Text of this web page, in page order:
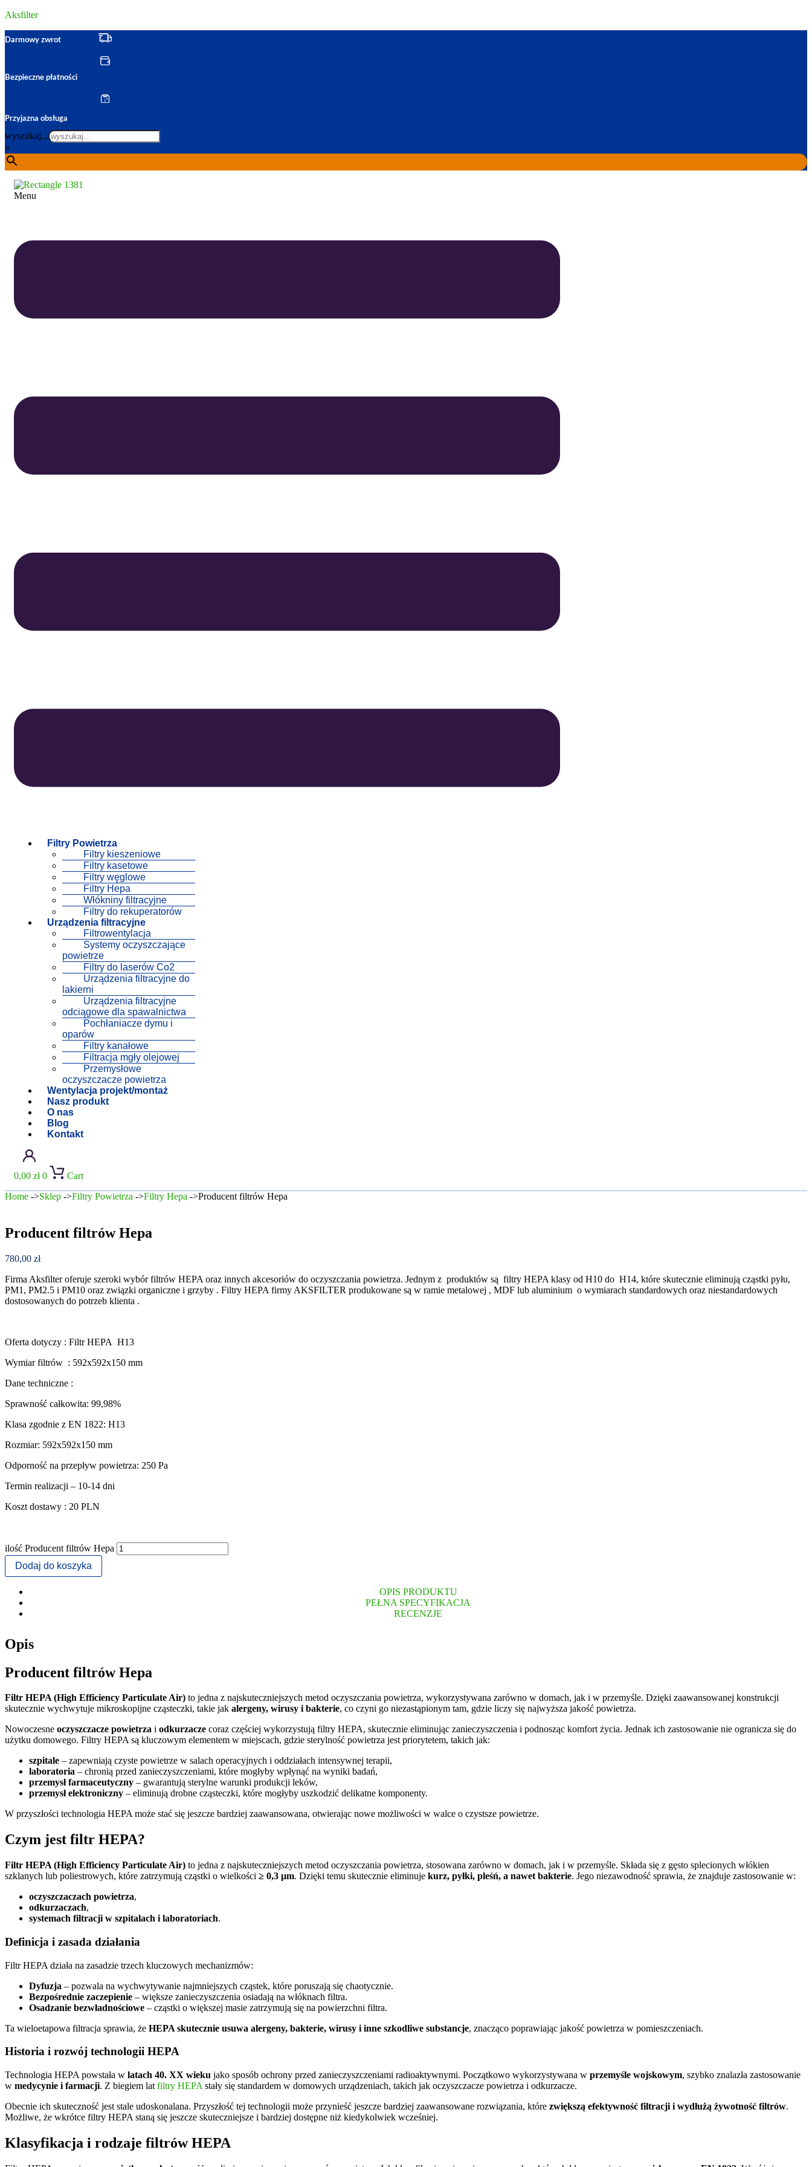
Aksfilter
Darmowy zwrot
Bezpieczne płatności
Przyjazna obsługa
wyszukaj...
×
Menu
Filtry Powietrza
Filtry kieszeniowe
Filtry kasetowe
Filtry węglowe
Filtry Hepa
Włókniny filtracyjne
Filtry do rekuperatorów
Urządzenia filtracyjne
Filtrowentylacja
Systemy oczyszczające
powietrze
Filtry do laserów Co2
Urządzenia filtracyjne do
lakierni
Urządzenia filtracyjne
odciągowe dla spawalnictwa
Pochłaniacze dymu i
oparów
Filtry kanałowe
Filtracja mgły olejowej
Przemysłowe
oczyszczacze powietrza
Wentylacja projekt/montaż
Nasz produkt
O nas
Blog
Kontakt
0,00 zł 0
Cart
Home ->Sklep ->Filtry Powietrza ->Filtry Hepa ->Producent filtrów Hepa
Producent filtrów Hepa
780,00 zł
Firma Aksfilter oferuje szeroki wybór filtrów HEPA oraz innych akcesoriów do oczyszczania powietrza. Jednym z produktów są filtry HEPA klasy od H10 do H14, które skutecznie eliminują cząstki pyłu,
PM1, PM2.5 i PM10 oraz związki organiczne i grzyby . Filtry HEPA firmy AKSFILTER produkowane są w ramie metalowej , MDF lub aluminium o wymiarach standardowych oraz niestandardowych
dostosowanych do potrzeb klienta .
Oferta dotyczy : Filtr HEPA H13
Wymiar filtrów : 592x592x150 mm
Dane techniczne :
Sprawność całkowita: 99,98%
Klasa zgodnie z EN 1822: H13
Rozmiar: 592x592x150 mm
Odporność na przepływ powietrza: 250 Pa
Termin realizacji – 10-14 dni
Koszt dostawy : 20 PLN
ilość Producent filtrów Hepa
Dodaj do koszyka
OPIS PRODUKTU
PEŁNA SPECYFIKACJA
RECENZJE
Opis
Producent filtrów Hepa
Filtr HEPA (High Efficiency Particulate Air) to jedna z najskuteczniejszych metod oczyszczania powietrza, wykorzystywana zarówno w domach, jak i w przemyśle. Dzięki zaawansowanej konstrukcji
skutecznie wychwytuje mikroskopijne cząsteczki, takie jak alergeny, wirusy i bakterie, co czyni go niezastąpionym tam, gdzie liczy się najwyższa jakość powietrza.
Nowoczesne oczyszczacze powietrza i odkurzacze coraz częściej wykorzystują filtry HEPA, skutecznie eliminując zanieczyszczenia i podnosząc komfort życia. Jednak ich zastosowanie nie ogranicza się do
użytku domowego. Filtry HEPA są kluczowym elementem w miejscach, gdzie sterylność powietrza jest priorytetem, takich jak:
szpitale – zapewniają czyste powietrze w salach operacyjnych i oddziałach intensywnej terapii,
laboratoria – chronią przed zanieczyszczeniami, które mogłyby wpłynąć na wyniki badań,
przemysł farmaceutyczny – gwarantują sterylne warunki produkcji leków,
przemysł elektroniczny – eliminują drobne cząsteczki, które mogłyby uszkodzić delikatne komponenty.
W przyszłości technologia HEPA może stać się jeszcze bardziej zaawansowana, otwierając nowe możliwości w walce o czystsze powietrze.
Czym jest filtr HEPA?
Filtr HEPA (High Efficiency Particulate Air) to jedna z najskuteczniejszych metod oczyszczania powietrza, stosowana zarówno w domach, jak i w przemyśle. Składa się z gęsto splecionych włókien
szklanych lub poliestrowych, które zatrzymują cząstki o wielkości ≥ 0,3 µm. Dzięki temu skutecznie eliminuje kurz, pyłki, pleśń, a nawet bakterie. Jego niezawodność sprawia, że znajduje zastosowanie w:
oczyszczaczach powietrza,
odkurzaczach,
systemach filtracji w szpitalach i laboratoriach.
Definicja i zasada działania
Filtr HEPA działa na zasadzie trzech kluczowych mechanizmów:
Dyfuzja – pozwala na wychwytywanie najmniejszych cząstek, które poruszają się chaotycznie.
Bezpośrednie zaczepienie – większe zanieczyszczenia osiadają na włóknach filtra.
Osadzanie bezwładnościowe – cząstki o większej masie zatrzymują się na powierzchni filtra.
Ta wieloetapowa filtracja sprawia, że HEPA skutecznie usuwa alergeny, bakterie, wirusy i inne szkodliwe substancje, znacząco poprawiając jakość powietrza w pomieszczeniach.
Historia i rozwój technologii HEPA
Technologia HEPA powstała w latach 40. XX wieku jako sposób ochrony przed zanieczyszczeniami radioaktywnymi. Początkowo wykorzystywana w przemyśle wojskowym, szybko znalazła zastosowanie
w medycynie i farmacji. Z biegiem lat filtry HEPA stały się standardem w domowych urządzeniach, takich jak oczyszczacze powietrza i odkurzacze.
Obecnie ich skuteczność jest stale udoskonalana. Przyszłość tej technologii może przynieść jeszcze bardziej zaawansowane rozwiązania, które zwiększą efektywność filtracji i wydłużą żywotność filtrów.
Możliwe, że wkrótce filtry HEPA staną się jeszcze skuteczniejsze i bardziej dostępne niż kiedykolwiek wcześniej.
Klasyfikacja i rodzaje filtrów HEPA